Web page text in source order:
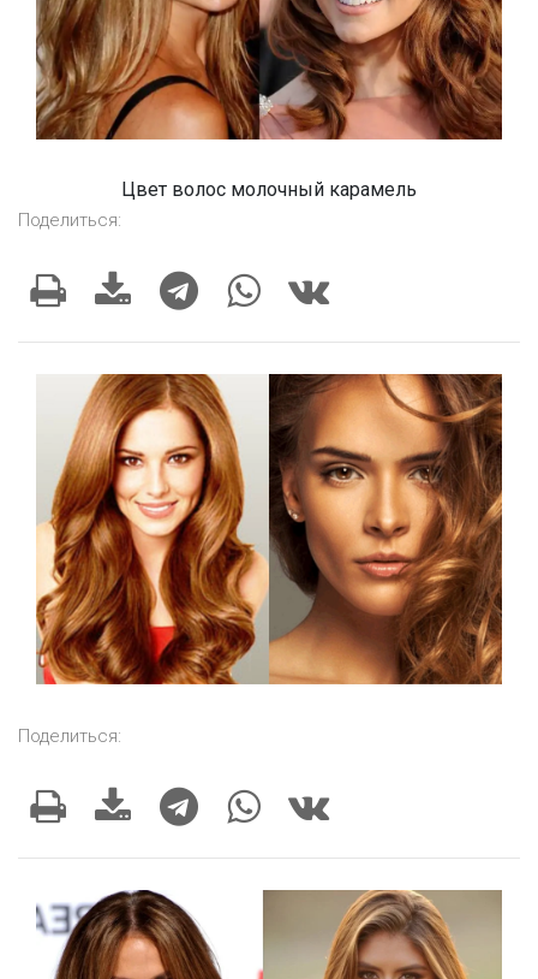
Цвет волос молочный карамель
Поделиться:
Поделиться: